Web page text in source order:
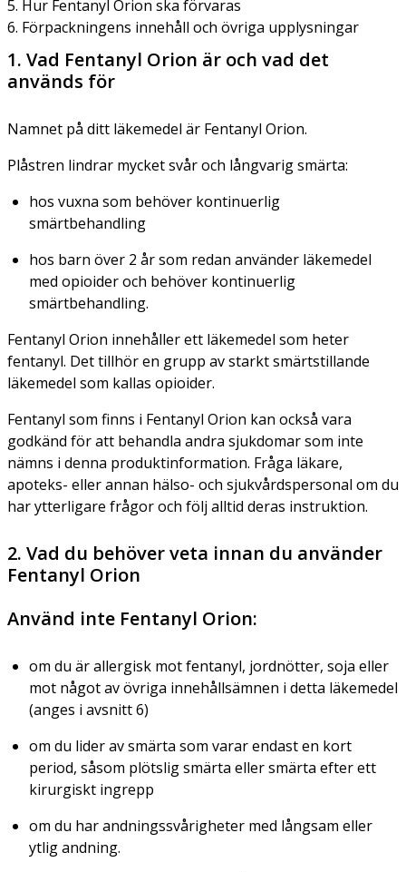
5. Hur Fentanyl Orion ska förvaras
6. Förpackningens innehåll och övriga upplysningar
1. Vad Fentanyl Orion är och vad det
används för
Namnet på ditt läkemedel är Fentanyl Orion.
Plåstren lindrar mycket svår och långvarig smärta:
hos vuxna som behöver kontinuerlig
smärtbehandling
hos barn över 2 år som redan använder läkemedel
med opioider och behöver kontinuerlig
smärtbehandling.
Fentanyl Orion innehåller ett läkemedel som heter
fentanyl. Det tillhör en grupp av starkt smärtstillande
läkemedel som kallas opioider.
Fentanyl som finns i Fentanyl Orion kan också vara
godkänd för att behandla andra sjukdomar som inte
nämns i denna produktinformation. Fråga läkare,
apoteks- eller annan hälso- och sjukvårdspersonal om du
har ytterligare frågor och följ alltid deras instruktion.
2. Vad du behöver veta innan du använder
Fentanyl Orion
Använd inte Fentanyl Orion:
om du är allergisk mot fentanyl, jordnötter, soja eller
mot något av övriga innehållsämnen i detta läkemedel
(anges i avsnitt 6)
om du lider av smärta som varar endast en kort
period, såsom plötslig smärta eller smärta efter ett
kirurgiskt ingrepp
om du har andningssvårigheter med långsam eller
ytlig andning.